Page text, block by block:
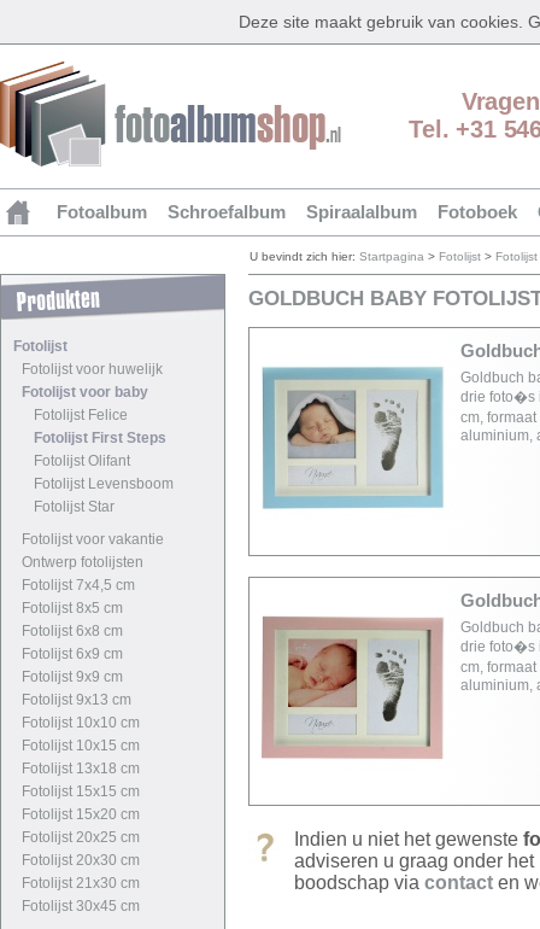
Deze site maakt gebruik van cookies.
Tel. +31
Fotoalbum Schroefalbum Spiraalalbum Fotoboek
Fotolijst
Fotolijst voor huwelijk
Fotolijst voor baby
Fotolijst Felice
Fotolijst First Steps
Fotolijst Olifant
Fotolijst Levensboom
Fotolijst Star
Fotolijst voor vakantie
Ontwerp fotolijsten
Fotolijst 7x4,5 cm
Fotolijst 8x5 cm
Fotolijst 6x8 cm
Fotolijst 6x9 cm
Fotolijst 9x9 cm
Fotolijst 9x13 cm
Fotolijst 10x10 cm
Fotolijst 10x15 cm
Fotolijst 13x18 cm
Fotolijst 15x15 cm
Fotolijst 15x20 cm
Fotolijst 20x25 cm
Fotolijst 20x30 cm
Fotolijst 21x30 cm
Fotolijst 30x45 cm
U bevindt zich hier: Startpagina > Fotolijst >
GOLDBUCH BABY
Goldbuch
drie foto�s
cm,
aluminium,
Goldbuch
drie foto�s
cm,
aluminium,
Indien u niet het gewenste
adviseren u graag onder
boodschap via contact en